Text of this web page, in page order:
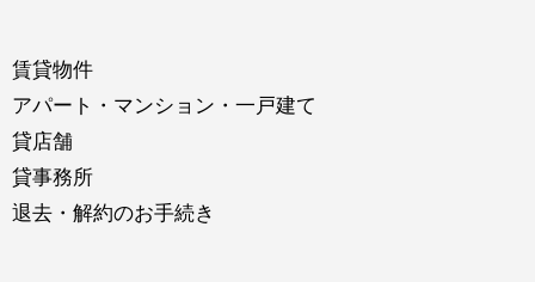
賃貸物件
アパート・マンション・一戸建て
貸店舗
貸事務所
退去・解約のお手続き